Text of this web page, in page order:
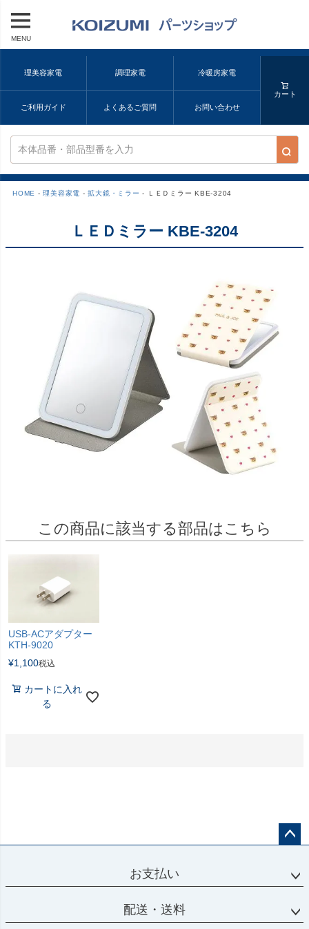
MENU
理美容家電 調理家電 冷暖房家電
ご利用ガイド よくあるご質問 お問い合わせ
カート
HOME 理美容家電 拡大鏡・ミラー ＬＥＤミラー KBE-3204
ＬＥＤミラー KBE-3204
この商品に該当する部品はこちら
USB-ACアダプター
KTH-9020
¥1,100税込
カートに入れ
る
ップ
お支払い
配送・送料